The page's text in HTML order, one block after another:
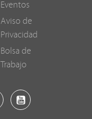
Eventos
Aviso de
Privacidad
Bolsa de
Trabajo